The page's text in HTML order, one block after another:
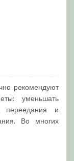
рекомендуют
уменьшать
переедания и
Во многих